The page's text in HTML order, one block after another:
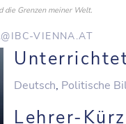
die Grenzen meiner Welt.
VIENNA.AT
Deutsch, Politische
Lehrer-